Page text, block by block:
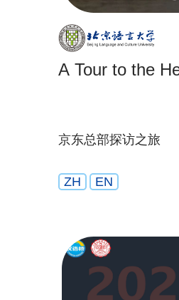
A Tour to the
京东总部探访之旅
ZH EN